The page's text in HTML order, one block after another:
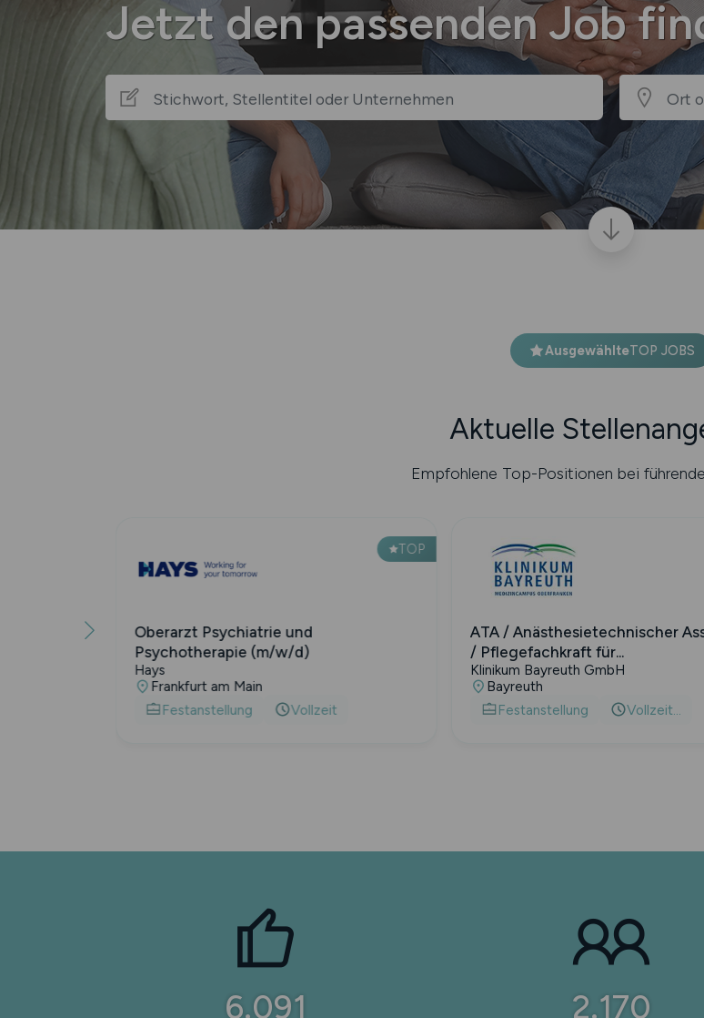
Jetzt den passenden Job
AusgewählteTOP JOBS
Aktuelle
Empfohlene Top-Positionen bei
TOP
Oberarzt Psychiatrie und
Psychotherapie (m/w/d)
Hays
Frankfurt am Main
Festanstellung
Vollzeit
ATA / Anästhesietechnischer
/ Pflegefachkraft für...
Klinikum Bayreuth GmbH
Bayreuth
Festanstellung
Vollzeit...
10.135 3.630